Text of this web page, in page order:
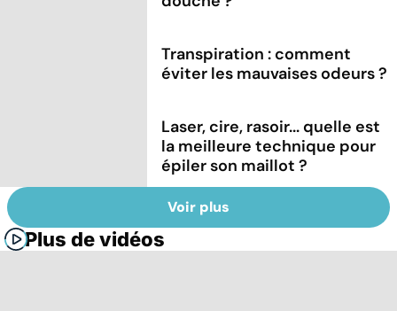
Transpiration : comment
éviter les mauvaises odeurs ?
Laser, cire, rasoir... quelle est
la meilleure technique pour
épiler son maillot ?
Voir plus
Plus de vidéos